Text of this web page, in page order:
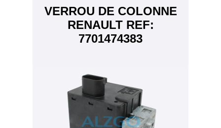
VERROU DE COLONNE
RENAULT REF:
7701474383